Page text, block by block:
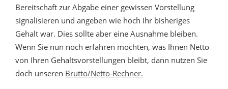
Bereitschaft zur Abgabe einer gewissen Vorstellung
signalisieren und angeben wie hoch Ihr bisheriges
Gehalt war. Dies sollte aber eine Ausnahme bleiben.
Wenn Sie nun noch erfahren möchten, was Ihnen Netto
von Ihren Gehaltsvorstellungen bleibt, dann nutzen Sie
doch unseren Brutto/Netto-Rechner.